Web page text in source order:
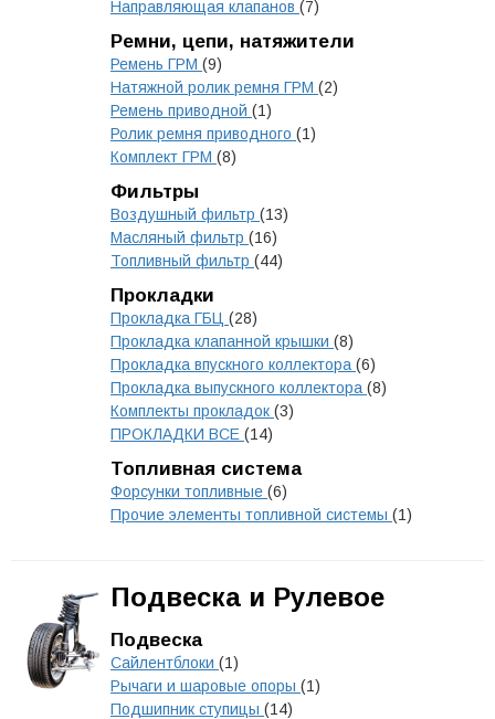
Направляющая клапанов (7)
Ремни, цепи, натяжители
Ремень ГРМ (9)
Натяжной ролик ремня ГРМ (2)
Ремень приводной (1)
Ролик ремня приводного (1)
Комплект ГРМ (8)
Фильтры
Воздушный фильтр (13)
Масляный фильтр (16)
Топливный фильтр (44)
Прокладки
Прокладка ГБЦ (28)
Прокладка клапанной крышки (8)
Прокладка впускного коллектора (6)
Прокладка выпускного коллектора (8)
Комплекты прокладок (3)
ПРОКЛАДКИ ВСЕ (14)
Топливная система
Форсунки топливные (6)
Прочие элементы топливной системы (1)
Подвеска и Рулевое
Подвеска
Сайлентблоки (1)
Рычаги и шаровые опоры (1)
Подшипник ступицы (14)